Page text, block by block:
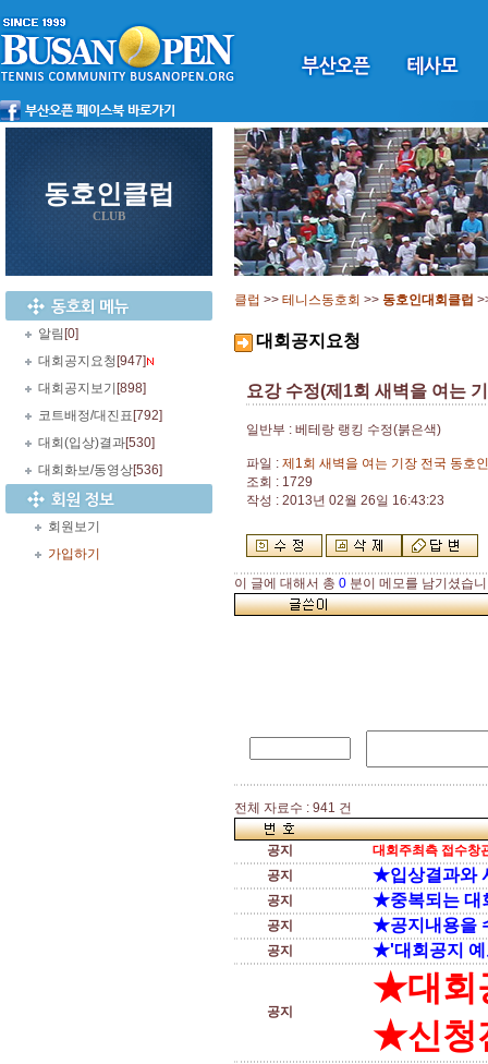
동호인클럽
CLUB
알림 [0]
대회공지요청 [947]
대회공지보기 [898]
코트배정/대진표 [792]
대회(입상)결과[530]
대회화보/동영상[536]
회원보기
가입하기
클럽 >> 테니스동호회 >> 동호인대회클럽
대회공지요청
요강 수정(제1회 새벽을 여는
일반부 : 베테랑 랭킹 수정(붉은색)
파일 : 제1회 새벽을 여는 기장 전국 동호
조회 : 1729
작성 : 2013년 02월 26일 16:43:23
이 글에 대해서 총 0 분이 메모를 남기셨습
전체 자료수 : 941 건
공지
대회주최측 접수창
공지
★입상결과와
공지 ★중복되는 대
공지 ★공지내용을
공지 ★'대회공지 예
공지
★대회
★신청